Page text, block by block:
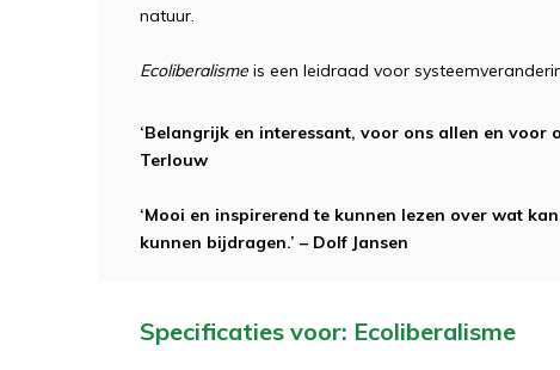
natuur.
Ecoliberalisme is een leidraad voor
‘Belangrijk en interessant, voor ons allen en voor
Terlouw
‘Mooi en inspirerend te kunnen lezen over wat
kunnen bijdragen.’ – Dolf Jansen
Specificaties voor: Ecoliberalisme